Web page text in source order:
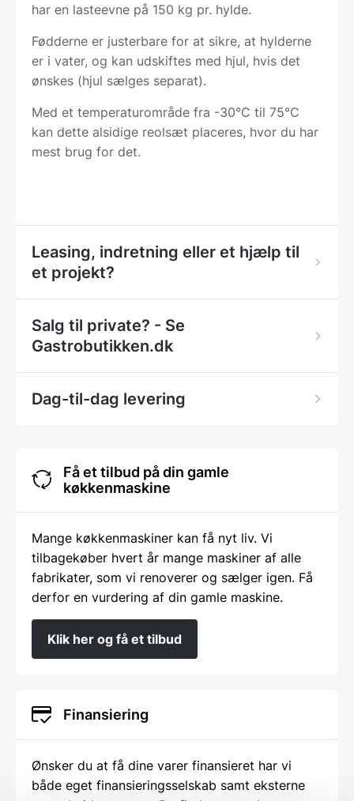
har en lasteevne på 150 kg pr. hylde.
Fødderne er justerbare for at sikre, at hylderne
er i vater, og kan udskiftes med hjul, hvis det
ønskes (hjul sælges separat).
Med et temperaturområde fra -30°C til 75°C
kan dette alsidige reolsæt placeres, hvor du har
mest brug for det.
Leasing, indretning eller et hjælp til
et projekt?
Salg til private? - Se
Gastrobutikken.dk
Dag-til-dag levering
Få et tilbud på din gamle
køkkenmaskine
Mange køkkenmaskiner kan få nyt liv. Vi
tilbagekøber hvert år mange maskiner af alle
fabrikater, som vi renoverer og sælger igen. Få
derfor en vurdering af din gamle maskine.
Klik her og få et tilbud
Finansiering
Ønsker du at få dine varer finansieret har vi
både eget finansieringsselskab samt eksterne